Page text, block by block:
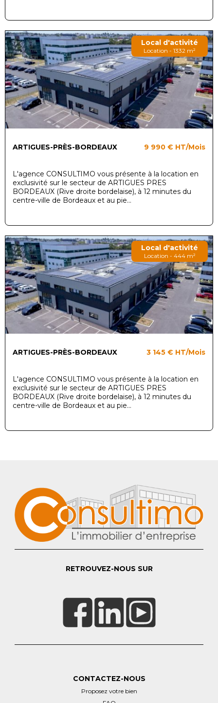
Local d'activité
Location - 1332 m²
ARTIGUES-PRÈS-BORDEAUX 9 990 € HT/Mois
L'agence CONSULTIMO vous présente à la location en
exclusivité sur le secteur de ARTIGUES PRES
BORDEAUX (Rive droite bordelaise), à 12 minutes du
centre-ville de Bordeaux et au pie...
Local d'activité
Location - 444 m²
ARTIGUES-PRÈS-BORDEAUX 3 145 € HT/Mois
L'agence CONSULTIMO vous présente à la location en
exclusivité sur le secteur de ARTIGUES PRES
BORDEAUX (Rive droite bordelaise), à 12 minutes du
centre-ville de Bordeaux et au pie...
RETROUVEZ-NOUS SUR
CONTACTEZ-NOUS
Proposez votre bien